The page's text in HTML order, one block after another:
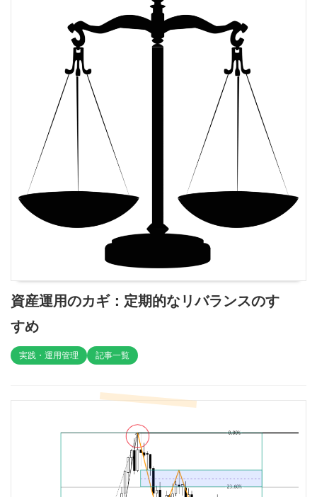
資産運用のカギ：定期的なリバランスのす
すめ
実践・運用管理 記事一覧